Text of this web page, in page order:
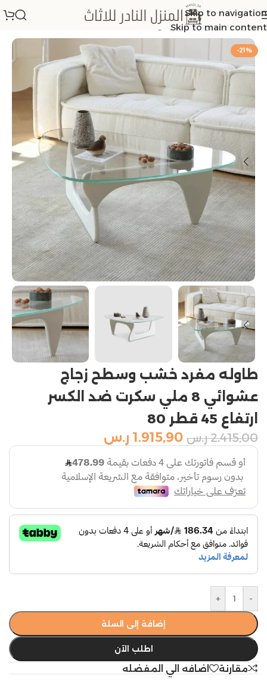
Skip to navigation
Skip to main content
الرئيسية/طاولات مفرد وسط
-21%
طاوله مفرد خشب وسطح زجاج
عشوائي 8 ملي سكرت ضد الكسر
ارتفاع 45 قطر 80
2.415,00 ر.س 1.915,90 ر.س
-
+
إضافة إلى السلة
اطلب الآن
مقارنة اضافه الي المفضله